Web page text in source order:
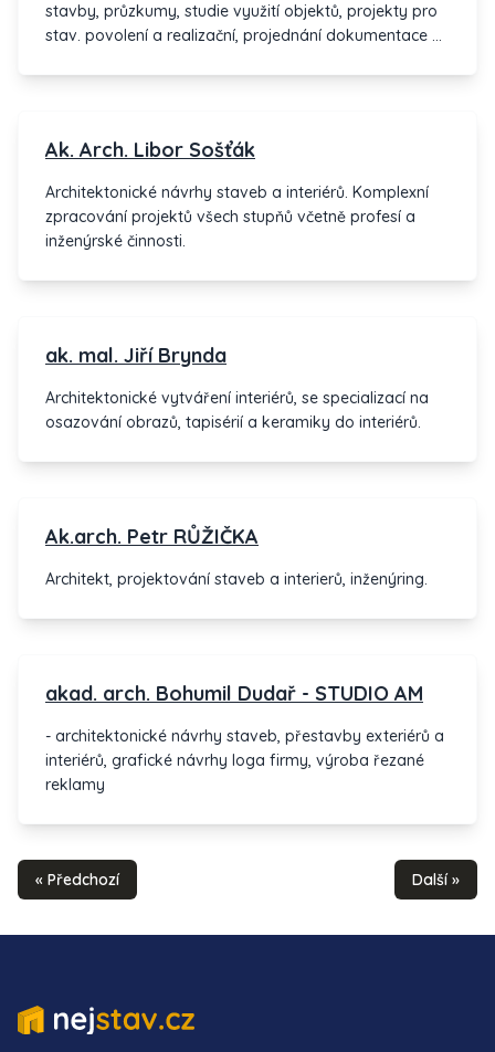
stavby, průzkumy, studie využití objektů, projekty pro
stav. povolení a realizační, projednání dokumentace k
Ak. Arch. Libor Sošťák
Architektonické návrhy staveb a interiérů. Komplexní
zpracování projektů všech stupňů včetně profesí a
inženýrské činnosti.
ak. mal. Jiří Brynda
Architektonické vytváření interiérů, se specializací na
osazování obrazů, tapisérií a keramiky do interiérů.
Ak.arch. Petr RŮŽIČKA
Architekt, projektování staveb a interierů, inženýring.
akad. arch. Bohumil Dudař - STUDIO AM
- architektonické návrhy staveb, přestavby exteriérů a
interiérů, grafické návrhy loga firmy, výroba řezané
reklamy
« Předchozí Další »